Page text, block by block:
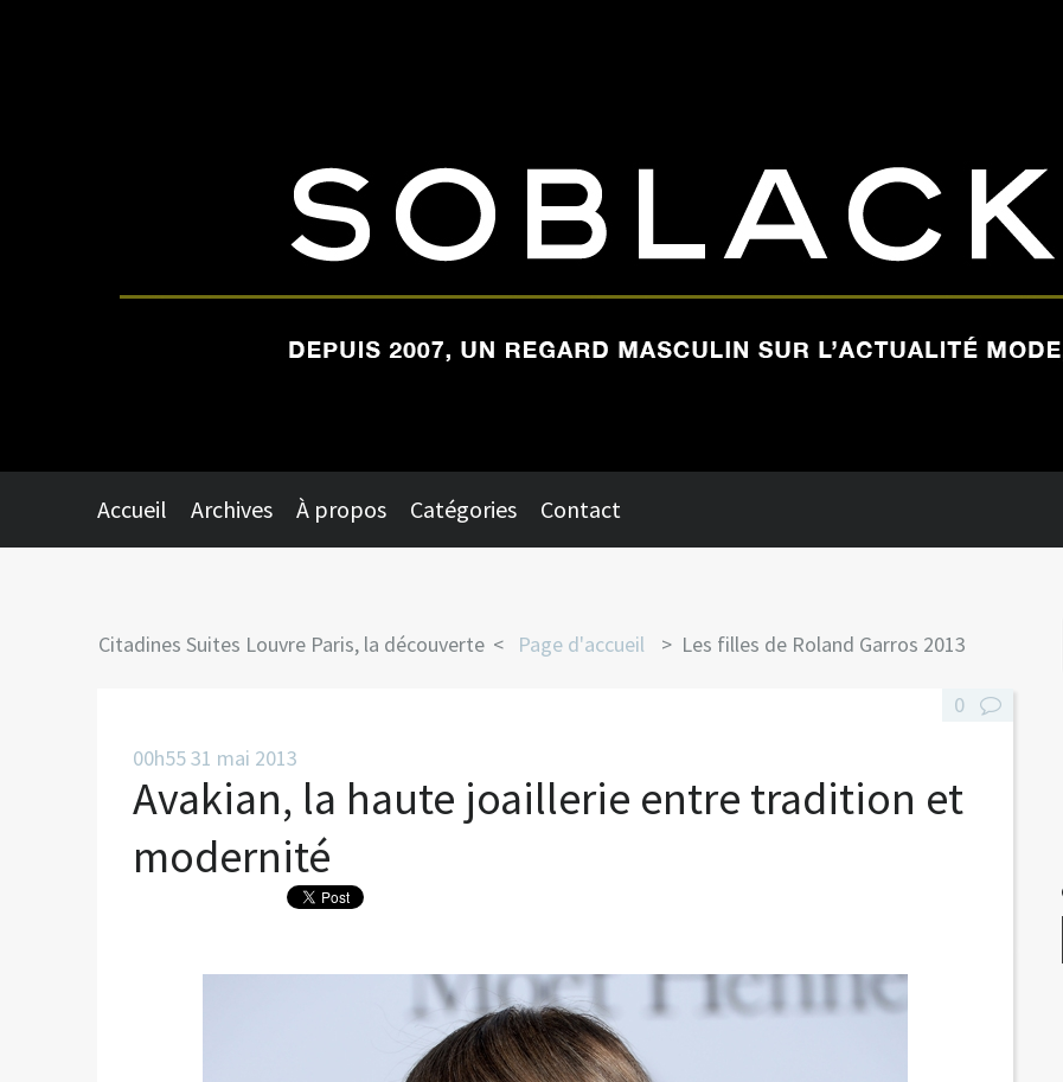
Accueil Archives À propos Catégories Contact
Citadines Suites Louvre Paris, la découverte Page d'accueil Les filles de Roland Garros 2013
00h5531 mai 2013
Avakian, la haute joaillerie entre tradition et
modernité
0